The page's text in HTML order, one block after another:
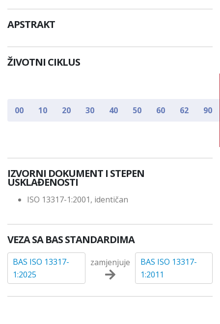
APSTRAKT
ŽIVOTNI CIKLUS
00 10 20 30 40 50 60 62 90
IZVORNI DOKUMENT I STEPEN
USKLAĐENOSTI
ISO 13317-1:2001, identičan
VEZA SA BAS STANDARDIMA
BAS ISO 13317-
1:2025
zamjenjuje
BAS ISO 13317-
1:2011